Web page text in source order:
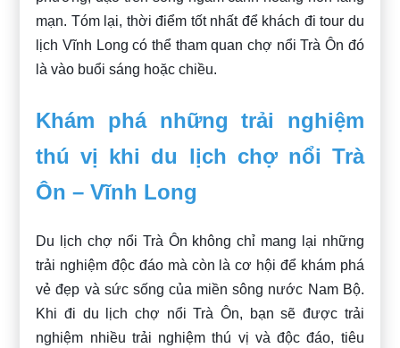
mạn. Tóm lại, thời điểm tốt nhất để khách đi tour du
lịch Vĩnh Long có thể tham quan chợ nổi Trà Ôn đó
là vào buổi sáng hoặc chiều.
Khám phá những trải nghiệm
thú vị khi du lịch chợ nổi Trà
Ôn – Vĩnh Long
Du lịch chợ nổi Trà Ôn không chỉ mang lại những
trải nghiệm độc đáo mà còn là cơ hội để khám phá
vẻ đẹp và sức sống của miền sông nước Nam Bộ.
Khi đi du lịch chợ nổi Trà Ôn, bạn sẽ được trải
nghiệm nhiều trải nghiệm thú vị và độc đáo, tiêu